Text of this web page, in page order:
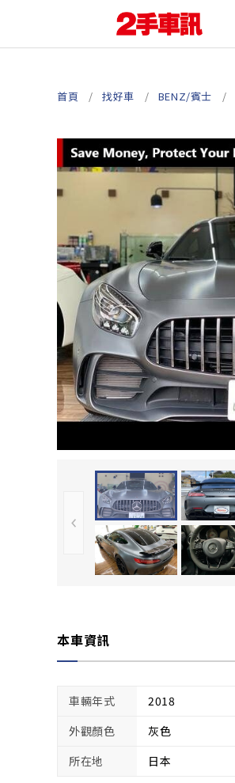
首頁 找好車 BENZ/賓士
本車資訊
車輛年式 2018
外觀顏色
灰色
所在地
日本